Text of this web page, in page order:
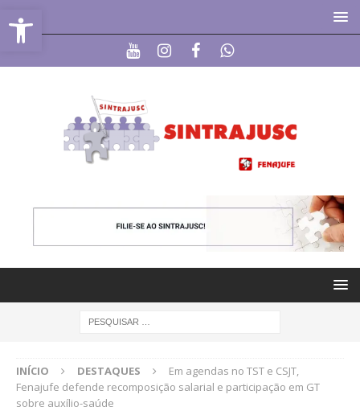
Abrir a barra de ferramentas
INÍCIO DESTAQUES
Em agendas no TST e CSJT,
Fenajufe defende recomposição salarial e participação em GT
sobre auxílio-saúde